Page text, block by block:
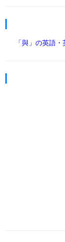
「與」の英語・